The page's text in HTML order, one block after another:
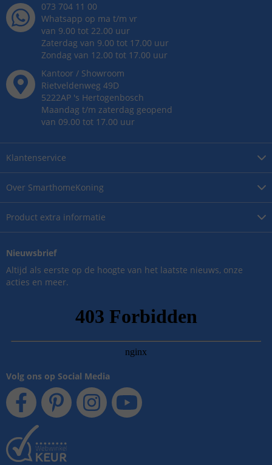
Over SmarthomeKoning
Product extra informatie
Klantenservice
073 704 11 00
Whatsapp op ma t/m vr
van 9.00 tot 22.00 uur
Zaterdag van 9.00 tot 17.00 uur
Zondag van 12.00 tot 17.00 uur
Kantoor / Showroom
Rietveldenweg 49D
5222AP 's Hertogenbosch
Maandag t/m zaterdag geopend
van 09.00 tot 17.00 uur
Nieuwsbrief
Altijd als eerste op de hoogte van het laatste nieuws, onze
acties en meer.
Volg ons op Social Media